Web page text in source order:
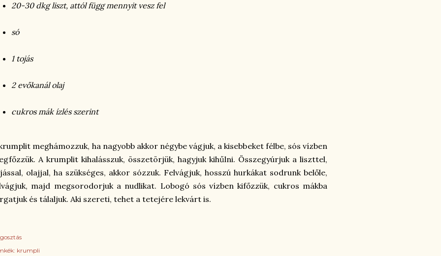
20-30 dkg liszt, attól függ mennyit vesz fel
só
1 tojás
2 evőkanál olaj
cukros mák ízlés szerint
meghámozzuk, ha nagyobb akkor négybe vágjuk, a kisebbeket félbe, sós vízben
A krumplit kihalásszuk, összetörjük, hagyjuk kihűlni. Összegyúrjuk a liszttel,
olajjal, ha szükséges, akkor sózzuk. Felvágjuk, hosszú hurkákat sodrunk belőle,
majd megsorodorjuk a nudlikat. Lobogó sós vízben kifőzzük, cukros mákba
és tálaljuk. Aki szereti, tehet a tetejére lekvárt is.
krumpli